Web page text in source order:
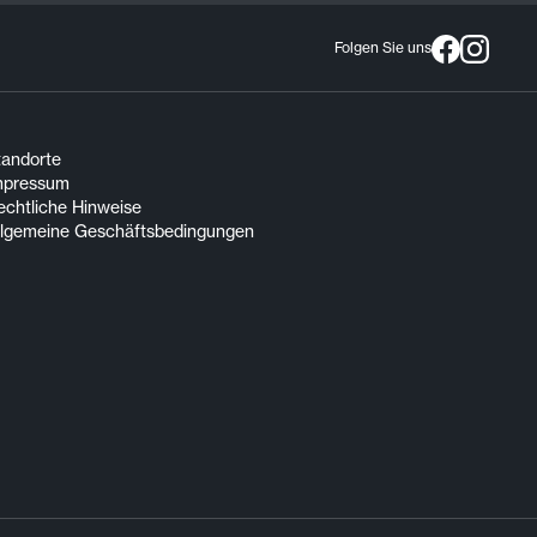
Folgen Sie uns
Hinweise
Geschäftsbedingungen